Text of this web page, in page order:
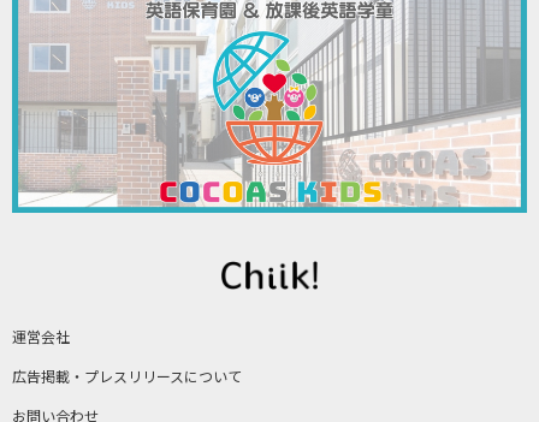
運営会社
広告掲載・プレスリリースについて
お問い合わせ